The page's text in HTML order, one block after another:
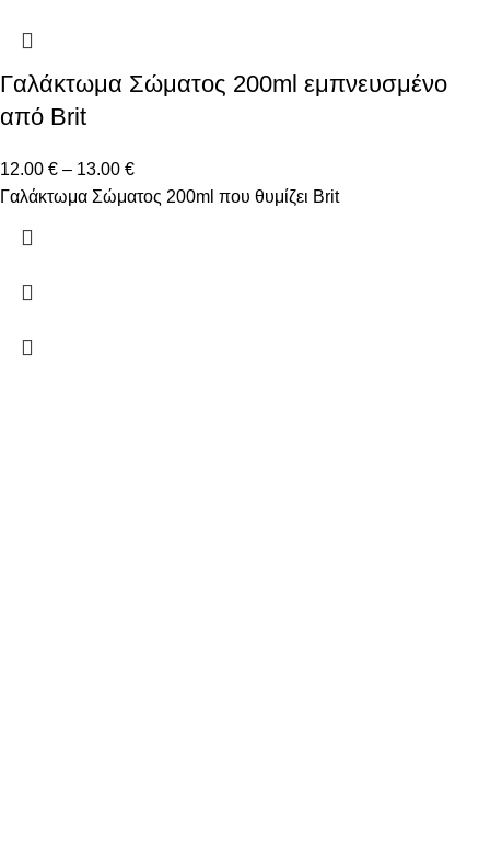
Γαλάκτωμα Σώματος 200ml εμπνευσμένο
από Brit
12.00 € – 13.00 €
Γαλάκτωμα Σώματος 200ml που θυμίζει Brit